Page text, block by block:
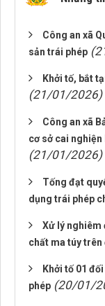
Công an xã
sản trái phép
Khởi tố, bắt
(21/01/2026)
Công an xã
cơ sở cai
(21/01/2026)
Tống đạt
dụng trái phép
Xử lý nghiêm
chất ma túy trên
Khởi tố 01
phép (20/01/